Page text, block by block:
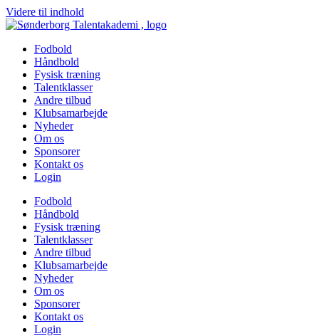
Videre til indhold
Fodbold
Håndbold
Fysisk træning
Talentklasser
Andre tilbud
Klubsamarbejde
Nyheder
Om os
Sponsorer
Kontakt os
Login
Fodbold
Håndbold
Fysisk træning
Talentklasser
Andre tilbud
Klubsamarbejde
Nyheder
Om os
Sponsorer
Kontakt os
Login